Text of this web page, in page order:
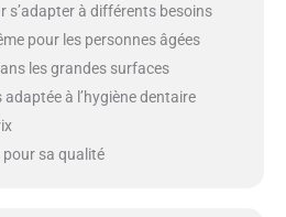
s’adapter à différents besoins
pour les personnes âgées
les grandes surfaces
à l’hygiène dentaire
sa qualité